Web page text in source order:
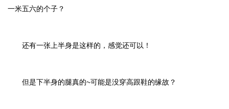
一米五六的个子？
还有一张上半身是这样的，感觉还可以！
但是下半身的腿真的~可能是没穿高跟鞋的缘故？